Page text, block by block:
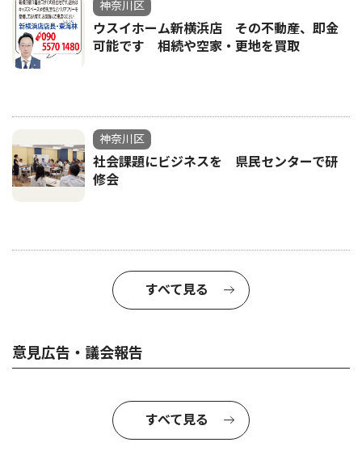
神奈川区
ウスイホーム新横浜店 その不動産、即金
可能です 相続や空家・更地を買取
神奈川区
社会課題にビジネスを 県民センターで研
修会
すべて見る
意見広告・議会報告
すべて見る